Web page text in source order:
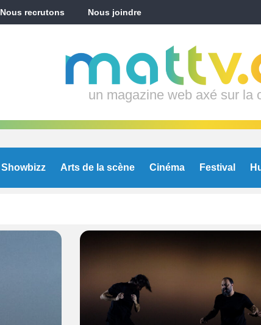
Nous recrutons Nous joindre
un magazine web axé sur la
Showbizz Arts de la scène Cinéma Festival